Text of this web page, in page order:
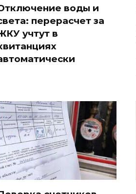
воды и
перерасчет за
учтут в